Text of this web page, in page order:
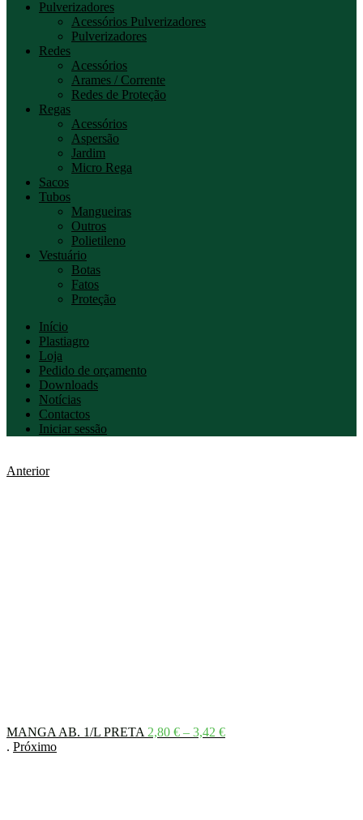
Pulverizadores
Acessórios Pulverizadores
Pulverizadores
Redes
Acessórios
Arames / Corrente
Redes de Proteção
Regas
Acessórios
Aspersão
Jardim
Micro Rega
Sacos
Tubos
Mangueiras
Outros
Polietileno
Vestuário
Botas
Fatos
Proteção
Início
Plastiagro
Loja
Pedido de orçamento
Downloads
Notícias
Contactos
Iniciar sessão
Anterior
MANGA AB. 1/L PRETA 2,80 € – 3,42 €Price
. Próximo